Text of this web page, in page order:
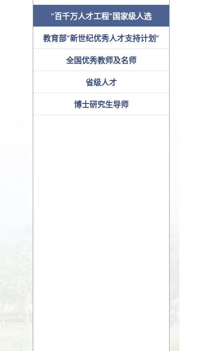
“百千万人才工程”国家级人选
教育部“新世纪优秀人才支持计划”
全国优秀教师及名师
省级人才
博士研究生导师